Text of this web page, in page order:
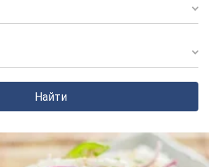
Найти